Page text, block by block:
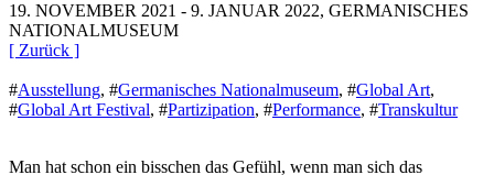
19. NOVEMBER 2021 - 9. JANUAR 2022, GERMANISCHES
NATIONALMUSEUM
[ Zurück ]
#Ausstellung, #Germanisches Nationalmuseum, #Global Art,
#Global Art Festival, #Partizipation, #Performance, #Transkultur
Man hat schon ein bisschen das Gefühl, wenn man sich das